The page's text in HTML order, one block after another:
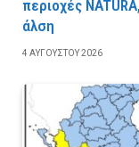
περιοχές
άλση
4 ΑΥΓΟΎΣΤΟΥ 2026